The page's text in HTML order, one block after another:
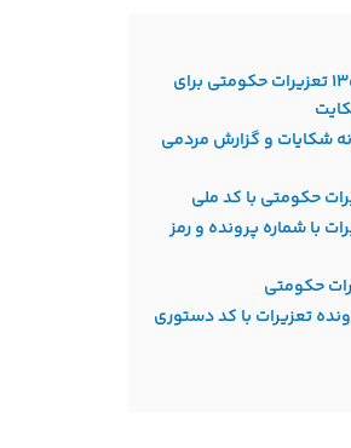
ثبت نام در سامانه ۱۳۵ تعزیرات حکومتی برای
شکایات و گزارش مردمی
حکومتی با کد ملی
با شماره پرونده و رمز
حکومتی
تعزیرات با کد دستوری